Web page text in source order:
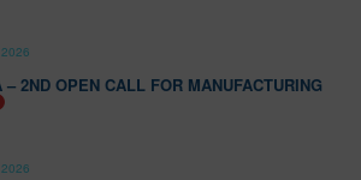
– 2ND OPEN CALL FOR MANUFACTURING